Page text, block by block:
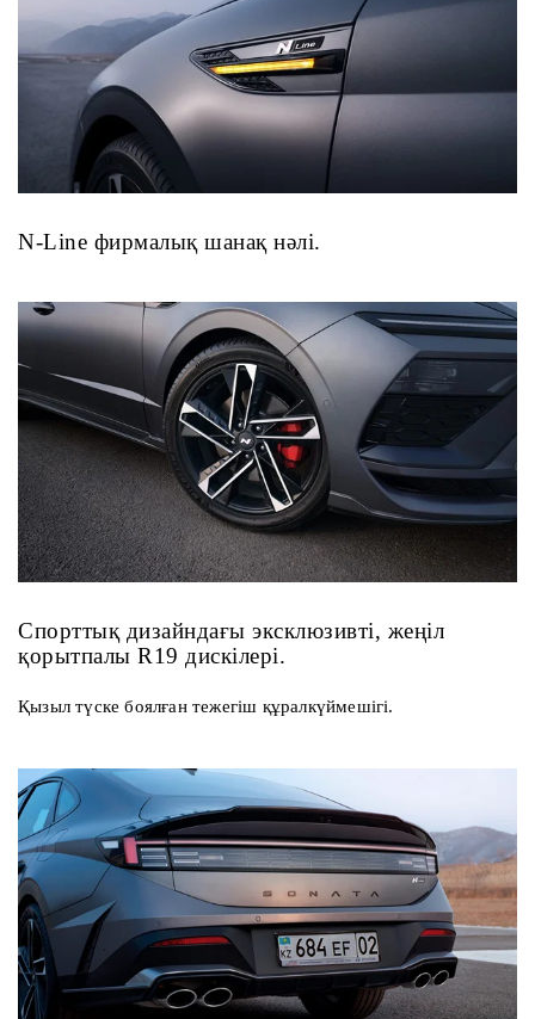
N-Line фирмалық шанақ нәлі.
Спорттық дизайндағы эксклюзивті, жеңіл
қорытпалы R19 дискілері.
Қызыл түске боялған тежегіш құралкүймешігі.